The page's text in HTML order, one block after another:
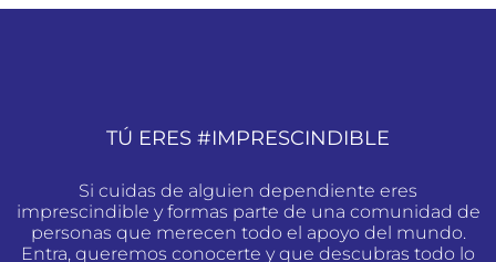
TÚ ERES #IMPRESCINDIBLE
Si cuidas de alguien dependiente eres
imprescindible y formas parte de una comunidad de
personas que merecen todo el apoyo del mundo.
Entra, queremos conocerte y que descubras todo lo